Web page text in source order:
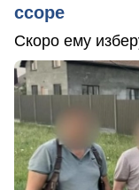
ссоре
Скоро ему